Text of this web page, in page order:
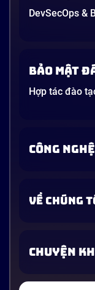
DevSecOps &
Bảo mật
Hợp tác đào
CÔNG NGHỆ
VỀ CHÚNG
CHUYỆN